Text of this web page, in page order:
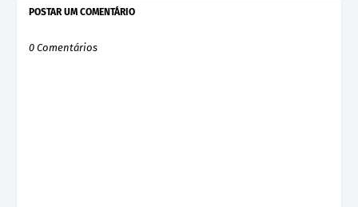
POSTAR UM COMENTÁRIO
0 Comentários